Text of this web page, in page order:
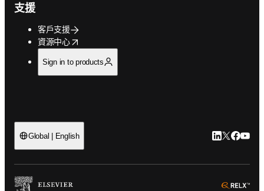
支援
客戶支援
資源中心
opens in new tab/window
Sign in to products
Global | English LinkedIn 打
Twitter 打